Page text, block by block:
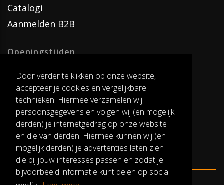
Door verder te klikken op onze website,
accepteer je cookies en vergelijkbare
technieken. Hiermee verzamelen wij
persoonsgegevens en volgen wij (en mogelijk
derden) je internetgedrag op onze website
en die van derden. Hiermee kunnen wij (en
mogelijk derden) je advertenties laten zien
die bij jouw interesses passen en zodat je
bijvoorbeeld informatie kunt delen op social
Catalogi
Aanmelden B2B
Openingstijden
Dinsdag T/M Zaterdag
van 8:00-17:00
Verzenddagen
Dinsdag T/M Vrijdag
Pauze
12:30-13:00